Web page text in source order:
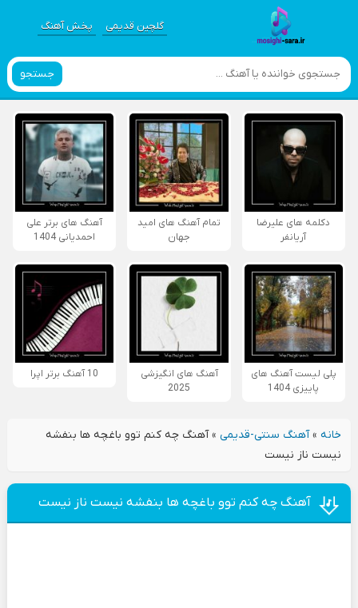
گلچین قدیمی پخش آهنگ
جستجو
دکلمه های علیرضا
آریانفر
تمام آهنگ های امید
جهان
آهنگ های برتر علی
احمدیانی 1404
پلی لیست آهنگ های
پاییزی 1404
آهنگ های انگیزشی
2025
10 آهنگ برتر اپرا
خانه»آهنگ سنتی-قدیمی»آهنگ چه کنم توو باغچه ها بنفشه
نیست ناز نیست
آهنگ چه کنم توو باغچه ها بنفشه نیست ناز نیست